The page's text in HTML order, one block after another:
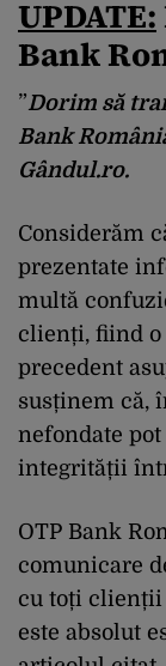
UPDATE:
Bank
”Dorim să
Bank
Gândul.ro.
Considerăm
prezentate
multă
clienți, fiind o
precedent
susținem că,
nefondate
integrității
OTP Bank
comunicare
cu toți clienții
este absolut